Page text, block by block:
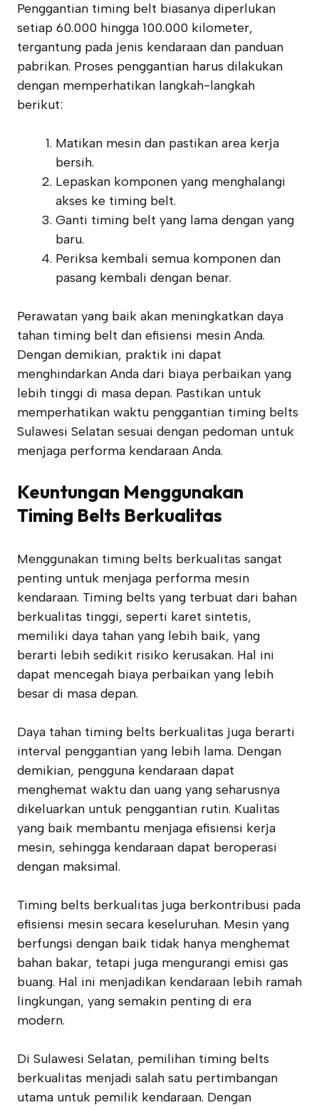
Penggantian timing belt biasanya diperlukan
setiap 60.000 hingga 100.000 kilometer,
tergantung pada jenis kendaraan dan panduan
pabrikan. Proses penggantian harus dilakukan
dengan memperhatikan langkah-langkah
berikut:
Matikan mesin dan pastikan area kerja
bersih.
Lepaskan komponen yang menghalangi
akses ke timing belt.
Ganti timing belt yang lama dengan yang
baru.
Periksa kembali semua komponen dan
pasang kembali dengan benar.
Perawatan yang baik akan meningkatkan daya
tahan timing belt dan efisiensi mesin Anda.
Dengan demikian, praktik ini dapat
menghindarkan Anda dari biaya perbaikan yang
lebih tinggi di masa depan. Pastikan untuk
memperhatikan waktu penggantian timing belts
Sulawesi Selatan sesuai dengan pedoman untuk
menjaga performa kendaraan Anda.
Keuntungan Menggunakan
Timing Belts Berkualitas
Menggunakan timing belts berkualitas sangat
penting untuk menjaga performa mesin
kendaraan. Timing belts yang terbuat dari bahan
berkualitas tinggi, seperti karet sintetis,
memiliki daya tahan yang lebih baik, yang
berarti lebih sedikit risiko kerusakan. Hal ini
dapat mencegah biaya perbaikan yang lebih
besar di masa depan.
Daya tahan timing belts berkualitas juga berarti
interval penggantian yang lebih lama. Dengan
demikian, pengguna kendaraan dapat
menghemat waktu dan uang yang seharusnya
dikeluarkan untuk penggantian rutin. Kualitas
yang baik membantu menjaga efisiensi kerja
mesin, sehingga kendaraan dapat beroperasi
dengan maksimal.
Timing belts berkualitas juga berkontribusi pada
efisiensi mesin secara keseluruhan. Mesin yang
berfungsi dengan baik tidak hanya menghemat
bahan bakar, tetapi juga mengurangi emisi gas
buang. Hal ini menjadikan kendaraan lebih ramah
lingkungan, yang semakin penting di era
modern.
Di Sulawesi Selatan, pemilihan timing belts
berkualitas menjadi salah satu pertimbangan
utama untuk pemilik kendaraan. Dengan